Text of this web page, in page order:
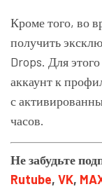
Кроме того, во
получить
Drops. Для
аккаунт к
с
часов.
Не забудьте
Rutube, VK,